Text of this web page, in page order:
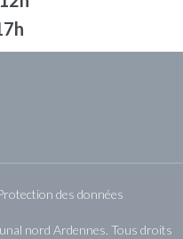
des données
nord Ardennes. Tous droits